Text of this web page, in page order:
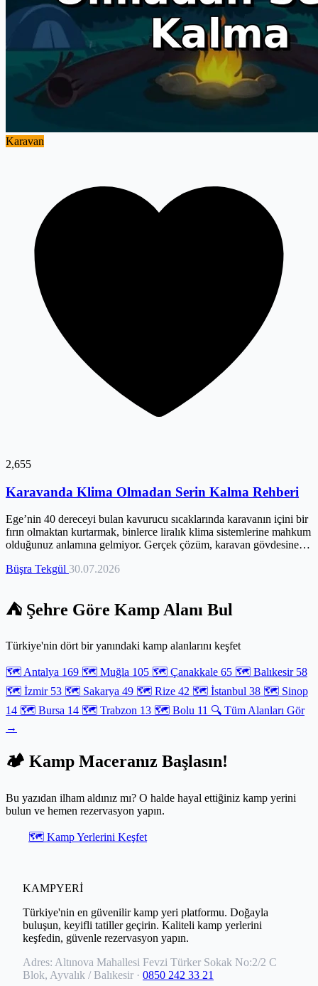
Karavan
2,655
Karavanda Klima Olmadan Serin Kalma Rehberi
Ege’nin 40 dereceyi bulan kavurucu sıcaklarında karavanın içini bir
fırın olmaktan kurtarmak, binlerce liralık klima sistemlerine mahkum
olduğunuz anlamına gelmiyor. Gerçek çözüm, karavan gövdesine
henüz dışarıdayken durdurmakta yatıyor. Bu rehberde, güneşin
klimasız serinliğin mühendisliğini inceliyoruz. Pasif soğutma
teknikleriyle iç ortam sıcaklığını dışarıya göre 8 dereceye kadar
tüketmeden, sadece doğru ekipman ve konumlandırma ile
Büşra Tekgül 30.07.2026
⛺ Şehre Göre Kamp Alanı Bul
Türkiye'nin dört bir yanındaki kamp alanlarını keşfet
🗺️ Antalya 169 🗺️ Muğla 105 🗺️ Çanakkale 65 🗺️ Balıkesir 58
🗺️ İzmir 53 🗺️ Sakarya 49 🗺️ Rize 42 🗺️ İstanbul 38 🗺️ Sinop
14 🗺️ Bursa 14 🗺️ Trabzon 13 🗺️ Bolu 11 🔍 Tüm Alanları Gör
→
🏕️ Kamp Maceranız Başlasın!
Bu yazıdan ilham aldınız mı? O halde hayal ettiğiniz kamp yerini
bulun ve hemen rezervasyon yapın.
🗺️ Kamp Yerlerini Keşfet
KAMPYERİ
Türkiye'nin en güvenilir kamp yeri platformu. Doğayla
buluşun, keyifli tatiller geçirin. Kaliteli kamp yerlerini
keşfedin, güvenle rezervasyon yapın.
Adres: Altınova Mahallesi Fevzi Türker Sokak No:2/2 C
Blok, Ayvalık / Balıkesir · 0850 242 33 21